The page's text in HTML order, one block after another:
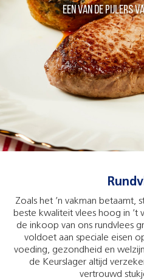
een van de pijlers
Zoals het ’n vakman betaamt,
beste kwaliteit vlees hoog in ’t
de inkoop van ons rundvlees
voldoet aan speciale eisen
voeding, gezondheid en
de Keurslager altijd
vertrouwd